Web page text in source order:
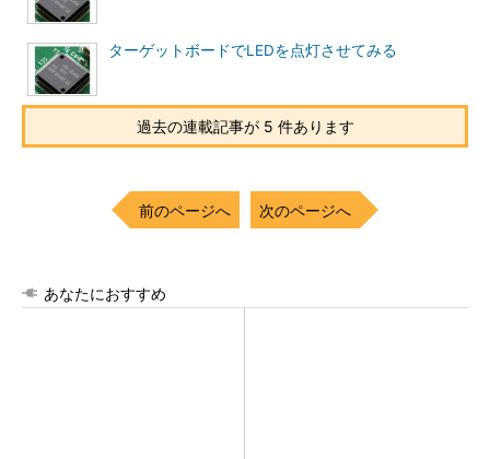
ターゲットボードでLEDを点灯させてみる
過去の連載記事が 5 件あります
前のページへ 次のページへ
あなたにおすすめ